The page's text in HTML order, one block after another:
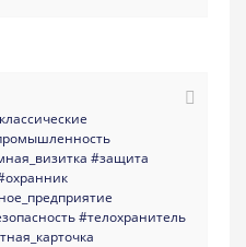
#защита
#телохранитель